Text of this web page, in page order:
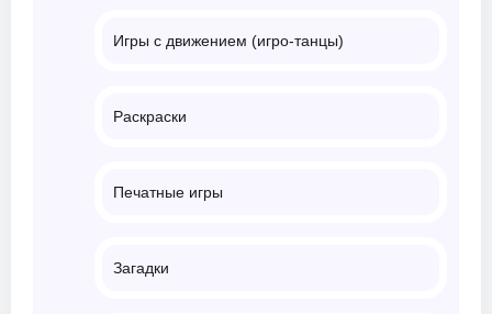
Игры с движением (игро-танцы)
Раскраски
Печатные игры
Загадки